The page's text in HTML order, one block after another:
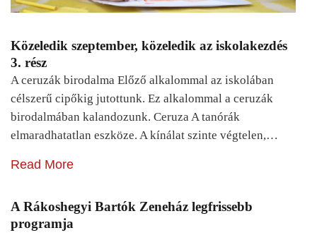
Közeledik szeptember, közeledik az iskolakezdés
3. rész
A ceruzák birodalma Előző alkalommal az iskolában
célszerű cipőkig jutottunk. Ez alkalommal a ceruzák
birodalmában kalandozunk. Ceruza A tanórák
elmaradhatatlan eszköze. A kínálat szinte végtelen,…
Read More
A Rákoshegyi Bartók Zeneház legfrissebb
programja